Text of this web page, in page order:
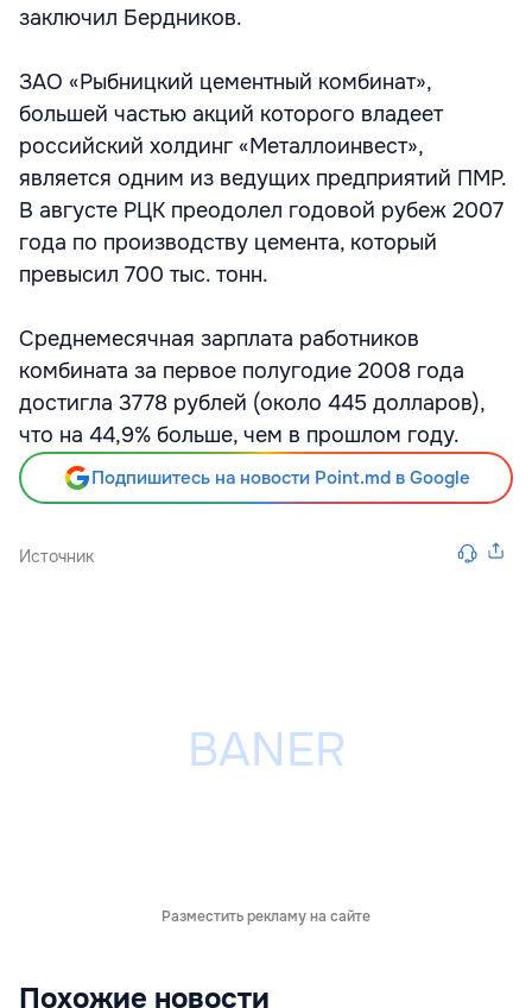
заключил Бердников.
ЗАО «Рыбницкий цементный комбинат»,
большей частью акций которого владеет
российский холдинг «Металлоинвест»,
является одним из ведущих предприятий ПМР.
В августе РЦК преодолел годовой рубеж 2007
года по производству цемента, который
превысил 700 тыс. тонн.
Среднемесячная зарплата работников
комбината за первое полугодие 2008 года
достигла 3778 рублей (около 445 долларов),
что на 44,9% больше, чем в прошлом году.
Подпишитесь на новости Point.md в Google
Источник
Разместить рекламу на сайте
Похожие новости